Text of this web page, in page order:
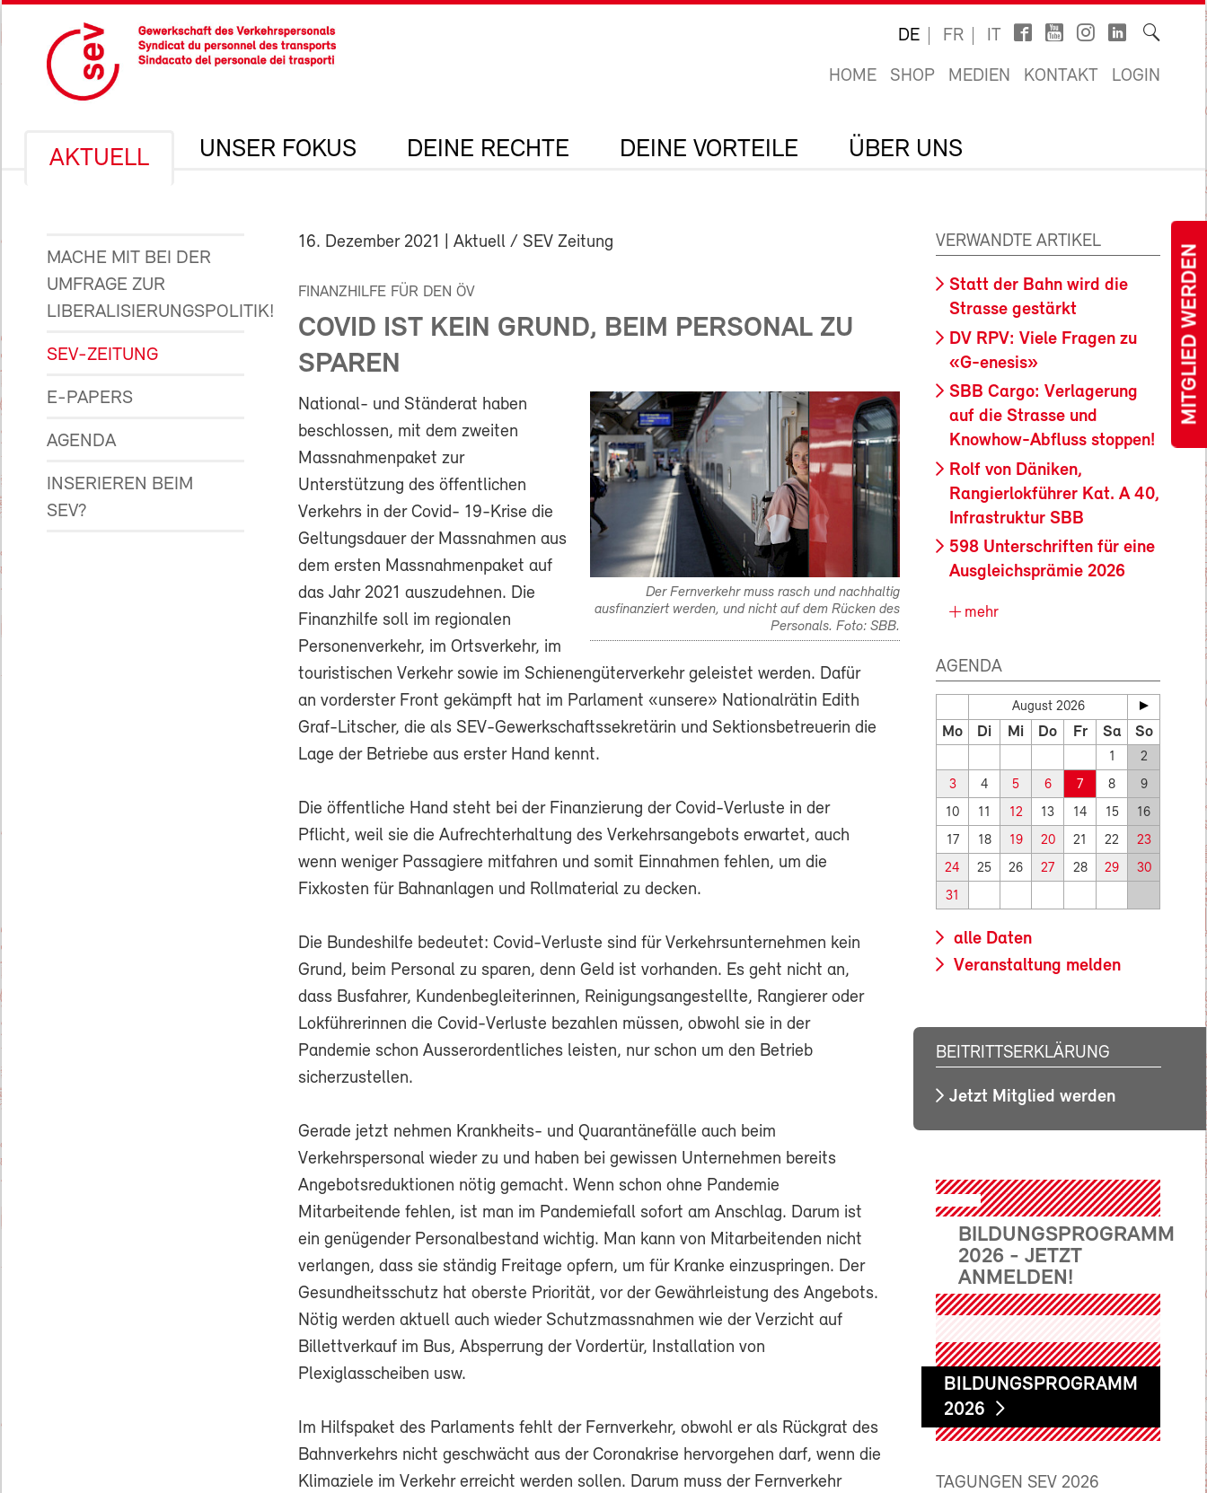
MITGLIED WERDEN
DE FR IT
HOME SHOP MEDIEN KONTAKT LOGIN
AKTUELL UNSER FOKUS DEINE RECHTE DEINE VORTEILE ÜBER UNS
MACHE MIT BEI DER
UMFRAGE ZUR
LIBERALISIERUNGSPOLITIK!
SEV-ZEITUNG
E-PAPERS
AGENDA
INSERIEREN BEIM
SEV?
16. Dezember 2021 | Aktuell / SEV Zeitung
FINANZHILFE FÜR DEN ÖV
COVID IST KEIN GRUND, BEIM PERSONAL ZU
SPAREN
Der Fernverkehr muss rasch und nachhaltig
ausfinanziert werden, und nicht auf dem Rücken des
Personals. Foto: SBB.
National- und Ständerat haben
beschlossen, mit dem zweiten
Massnahmenpaket zur
Unterstützung des öffentlichen
Verkehrs in der Covid- 19-Krise die
Geltungsdauer der Massnahmen aus
dem ersten Massnahmenpaket auf
das Jahr 2021 auszudehnen. Die
Finanzhilfe soll im regionalen
Personenverkehr, im Ortsverkehr, im
touristischen Verkehr sowie im Schienengüterverkehr geleistet werden. Dafür
an vorderster Front gekämpft hat im Parlament «unsere» Nationalrätin Edith
Graf-Litscher, die als SEV-Gewerkschaftssekretärin und Sektionsbetreuerin die
Lage der Betriebe aus erster Hand kennt.
Die öffentliche Hand steht bei der Finanzierung der Covid-Verluste in der
Pflicht, weil sie die Aufrechterhaltung des Verkehrsangebots erwartet, auch
wenn weniger Passagiere mitfahren und somit Einnahmen fehlen, um die
Fixkosten für Bahnanlagen und Rollmaterial zu decken.
Die Bundeshilfe bedeutet: Covid-Verluste sind für Verkehrsunternehmen kein
Grund, beim Personal zu sparen, denn Geld ist vorhanden. Es geht nicht an,
dass Busfahrer, Kundenbegleiterinnen, Reinigungsangestellte, Rangierer oder
Lokführerinnen die Covid-Verluste bezahlen müssen, obwohl sie in der
Pandemie schon Ausserordentliches leisten, nur schon um den Betrieb
sicherzustellen.
Gerade jetzt nehmen Krankheits- und Quarantänefälle auch beim
Verkehrspersonal wieder zu und haben bei gewissen Unternehmen bereits
Angebotsreduktionen nötig gemacht. Wenn schon ohne Pandemie
Mitarbeitende fehlen, ist man im Pandemiefall sofort am Anschlag. Darum ist
ein genügender Personalbestand wichtig. Man kann von Mitarbeitenden nicht
verlangen, dass sie ständig Freitage opfern, um für Kranke einzuspringen. Der
Gesundheitsschutz hat oberste Priorität, vor der Gewährleistung des Angebots.
Nötig werden aktuell auch wieder Schutzmassnahmen wie der Verzicht auf
Billettverkauf im Bus, Absperrung der Vordertür, Installation von
Plexiglasscheiben usw.
Im Hilfspaket des Parlaments fehlt der Fernverkehr, obwohl er als Rückgrat des
Bahnverkehrs nicht geschwächt aus der Coronakrise hervorgehen darf, wenn die
Klimaziele im Verkehr erreicht werden sollen. Darum muss der Fernverkehr
VERWANDTE ARTIKEL
Statt der Bahn wird die
Strasse gestärkt
DV RPV: Viele Fragen zu
«G-enesis»
SBB Cargo: Verlagerung
auf die Strasse und
Knowhow-Abfluss stoppen!
Rolf von Däniken,
Rangierlokführer Kat. A 40,
Infrastruktur SBB
598 Unterschriften für eine
Ausgleichsprämie 2026
mehr
AGENDA
August 2026
Mo Di Mi Do Fr Sa So
1 2
3 4 5 6 7 8 9
10 11 12 13 14 15 16
17 18 19 20 21 22 23
24 25 26 27 28 29 30
31
alle Daten
Veranstaltung melden
BEITRITTSERKLÄRUNG
Jetzt Mitglied werden
BILDUNGSPROGRAMM
2026 - JETZT
ANMELDEN!
BILDUNGSPROGRAMM
2026
TAGUNGEN SEV 2026